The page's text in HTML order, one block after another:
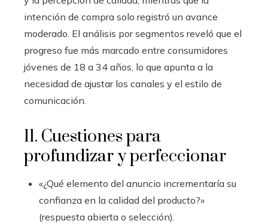
intención de compra solo registró un avance
moderado. El análisis por segmentos reveló que el
progreso fue más marcado entre consumidores
jóvenes de 18 a 34 años, lo que apunta a la
necesidad de ajustar los canales y el estilo de
comunicación.
11. Cuestiones para
profundizar y perfeccionar
«¿Qué elemento del anuncio incrementaría su
confianza en la calidad del producto?»
(respuesta abierta o selección).